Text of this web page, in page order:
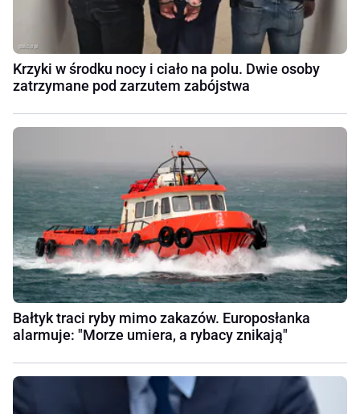
Krzyki w środku nocy i ciało na polu. Dwie osoby
zatrzymane pod zarzutem zabójstwa
Bałtyk traci ryby mimo zakazów. Europosłanka
alarmuje: "Morze umiera, a rybacy znikają"